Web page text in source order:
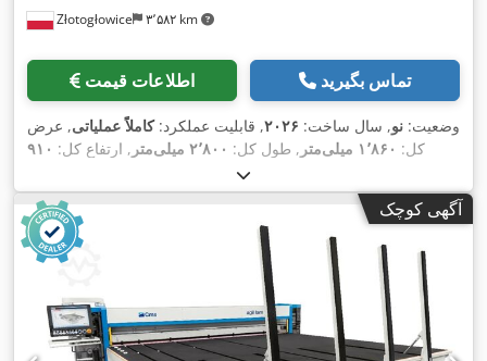
Złotogłowice ۳٬۵۸۲ km
اطلاعات قیمت تماس بگیرید
وضعیت: نو, سال ساخت: ۲۰۲۶, قابلیت عملکرد:کاملاً عملیاتی, عرض
کل: ۱٬۸۶۰ میلی‌متر , طول کل: ۲٬۸۰۰ میلی‌متر , ارتفاع کل: ۹۱۰
, وزن کل:
۱۲ ماه‌ها
, نوع جریان ورودی:سه فاز, ولتاژ ورودی: ۴۰۰ V, فرکانس
ورودی:۵۰ هرتز آگهی کوچک